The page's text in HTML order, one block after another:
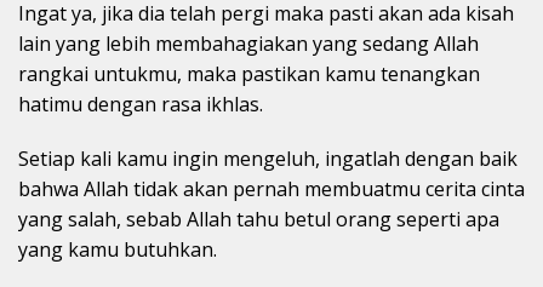
Ingat ya, jika dia telah pergi maka pasti akan ada kisah
lain yang lebih membahagiakan yang sedang Allah
rangkai untukmu, maka pastikan kamu tenangkan
hatimu dengan rasa ikhlas.
Setiap kali kamu ingin mengeluh, ingatlah dengan baik
bahwa Allah tidak akan pernah membuatmu cerita cinta
yang salah, sebab Allah tahu betul orang seperti apa
yang kamu butuhkan.